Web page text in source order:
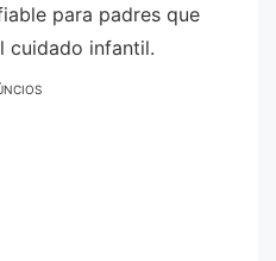
para padres que
cuidado infantil.